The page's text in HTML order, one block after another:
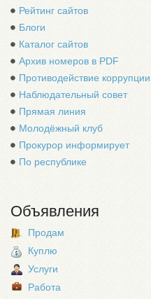
Рейтинг сайтов
Блоги
Каталог сайтов
Архив номеров в PDF
Противодействие коррупции
Наблюдательный совет
Прямая линия
Молодёжный клуб
Прокурор информирует
По республике
Объявления
Продам
Куплю
Услуги
Работа